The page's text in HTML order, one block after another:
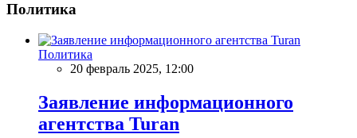
Политика
Политика
20 февраль 2025, 12:00
Заявление информационного
агентства Turan